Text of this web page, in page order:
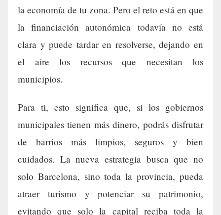
la economía de tu zona. Pero el reto está en que
la financiación autonómica todavía no está
clara y puede tardar en resolverse, dejando en
el aire los recursos que necesitan los
municipios.
Para ti, esto significa que, si los gobiernos
municipales tienen más dinero, podrás disfrutar
de barrios más limpios, seguros y bien
cuidados. La nueva estrategia busca que no
solo Barcelona, sino toda la provincia, pueda
atraer turismo y potenciar su patrimonio,
evitando que solo la capital reciba toda la